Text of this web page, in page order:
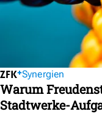
Synergien
Warum
Stadtwerke-